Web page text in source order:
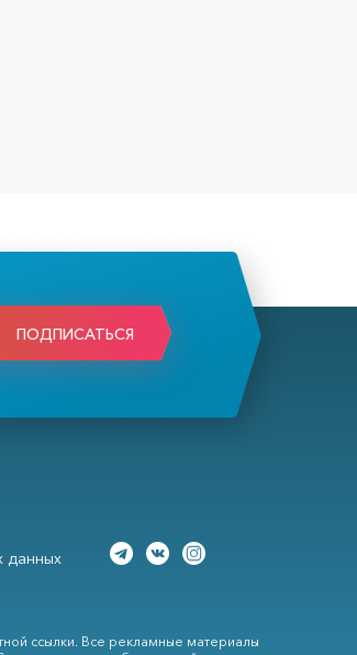
ПОДПИСАТЬСЯ
данных
ссылки. Все рекламные материалы